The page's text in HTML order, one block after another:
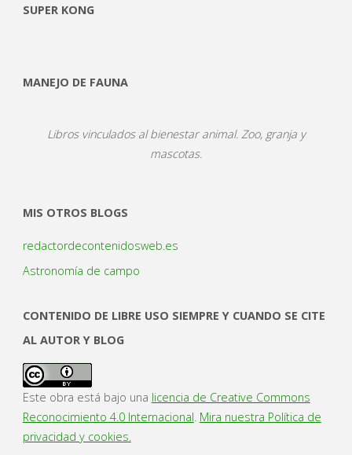
SUPER KONG
MANEJO DE FAUNA
Libros vinculados al bienestar animal. Zoo, granja y
mascotas.
MIS OTROS BLOGS
redactordecontenidosweb.es
Astronomía de campo
CONTENIDO DE LIBRE USO SIEMPRE Y CUANDO SE CITE
AL AUTOR Y BLOG
Este obra está bajo una licencia de Creative Commons
Reconocimiento 4.0 Internacional. Mira nuestra Política de
privacidad y cookies.